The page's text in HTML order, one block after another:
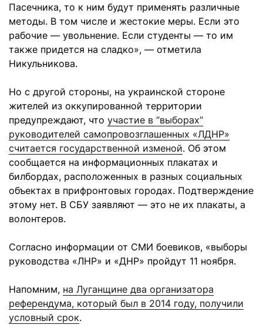
Пасечника, то к ним будут применять различные
методы. В том числе и жестокие меры. Если это
рабочие — увольнение. Если студенты — то им
также придется на сладко», — отметила
Никульникова.
Но с другой стороны, на украинской стороне
жителей из оккупированной территории
предупреждают, что участие в “выборах”
руководителей самопровозглашенных «ЛДНР»
считается государственной изменой. Об этом
сообщается на информационных плакатах и ​​
билбордах, расположенных в разных социальных
объектах в прифронтовых городах. Подтверждение
этому нет. В СБУ заявляют — это не их плакаты, а
волонтеров.
Согласно информации от СМИ боевиков, «выборы
руководства «ЛНР» и «ДНР» пройдут 11 ноября.
Напомним, на Луганщине два организатора
референдума, который был в 2014 году, получили
условный срок.